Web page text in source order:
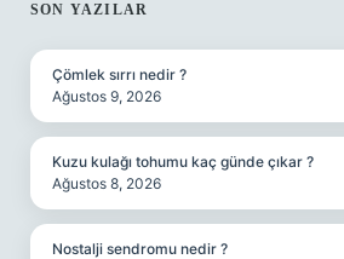
SIDEBAR
SON YAZILAR
Çömlek sırrı nedir ?
Ağustos 9, 2026
Kuzu kulağı tohumu kaç günde çıkar ?
Ağustos 8, 2026
Nostalji sendromu nedir ?